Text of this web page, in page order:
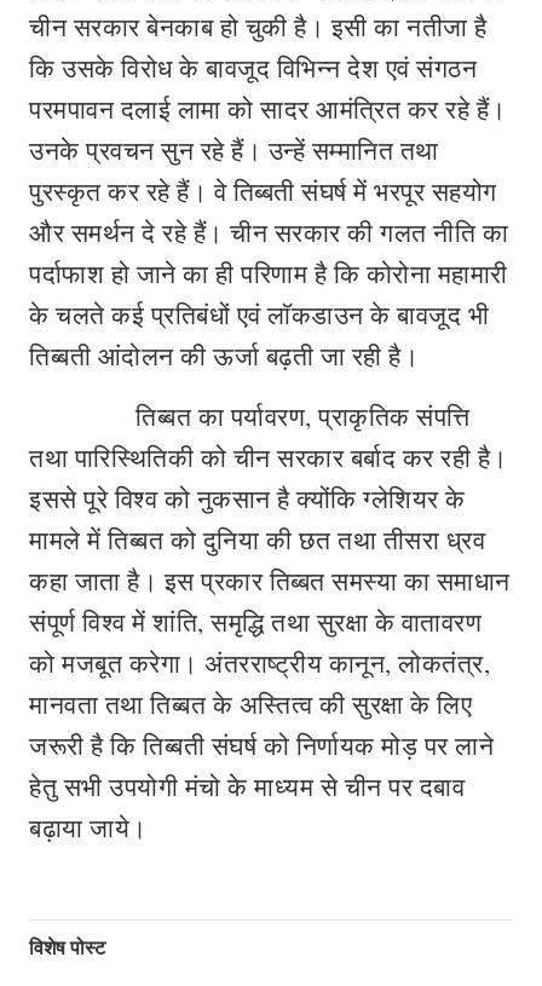
चीन सरकार बेनकाब हो चुकी है। इसी का नतीजा है
कि उसके विरोध के बावजूद विभिन्न देश एवं संगठन
परमपावन दलाई लामा को सादर आमंत्रित कर रहे हैं।
उनके प्रवचन सुन रहे हैं। उन्हें सम्मानित तथा
पुरस्कृत कर रहे हैं। वे तिब्बती संघर्ष में भरपूर सहयोग
और समर्थन दे रहे हैं। चीन सरकार की गलत नीति का
पर्दाफाश हो जाने का ही परिणाम है कि कोरोना महामारी
के चलते कई प्रतिबंधों एवं लाॅकडाउन के बावजूद भी
तिब्बती आंदोलन की ऊर्जा बढ़ती जा रही है।
तिब्बत का पर्यावरण, प्राकृतिक संपत्ति
तथा पारिस्थितिकी को चीन सरकार बर्बाद कर रही है।
इससे पूरे विश्व को नुकसान है क्योंकि ग्लेशियर के
मामले में तिब्बत को दुनिया की छत तथा तीसरा ध्रव
कहा जाता है। इस प्रकार तिब्बत समस्या का समाधान
संपूर्ण विश्व में शांति, समृद्धि तथा सुरक्षा के वातावरण
को मजबूत करेगा। अंतरराष्ट्रीय कानून, लोकतंत्र,
मानवता तथा तिब्बत के अस्तित्व की सुरक्षा के लिए
जरूरी है कि तिब्बती संघर्ष को निर्णायक मोड़ पर लाने
हेतु सभी उपयोगी मंचो के माध्यम से चीन पर दबाव
बढ़ाया जाये।
विशेष पोस्ट